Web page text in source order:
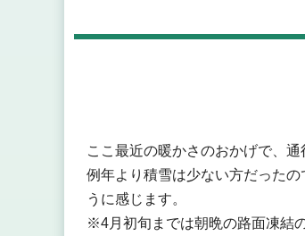
ここ最近の暖かさのおかげで、
例年より積雪は少ない方だった
うに感じます。
※4月初旬までは朝晩の路面凍結